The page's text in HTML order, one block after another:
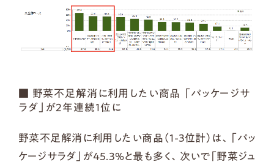
■ 野菜不足解消に利用したい商品 「パッケージサ
ラダ」が2年連続1位に
野菜不足解消に利用したい商品（1-3位計）は、「パッ
ケージサラダ」が45.3％と最も多く、次いで「野菜ジュ